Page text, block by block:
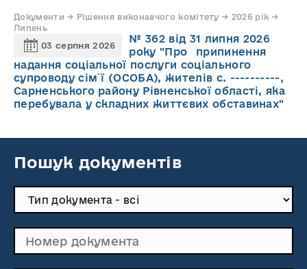
Документи → Рішення виконавчого комітету → 2026 рік →
Липень
03 серпня 2026
№ 362 від 31 липня 2026
року "Про припинення
надання соціальної послуги соціального
супроводу cім`ї (ОСОБА), жителів с. ----------,
Сарненського району Рівненської області, яка
перебувала у складних життєвих обставинах"
Пошук документів